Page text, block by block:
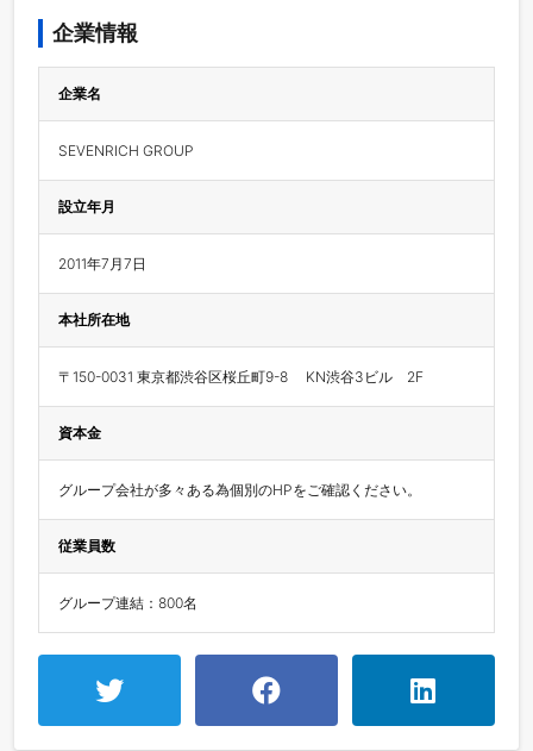
企業情報
企業名
SEVENRICH GROUP
設立年月
2011年7月7日
本社所在地
〒150-0031 東京都渋谷区桜丘町9-8　 KN渋谷3ビル　2F
資本金
グループ会社が多々ある為個別のHPをご確認ください。
従業員数
グループ連結：800名